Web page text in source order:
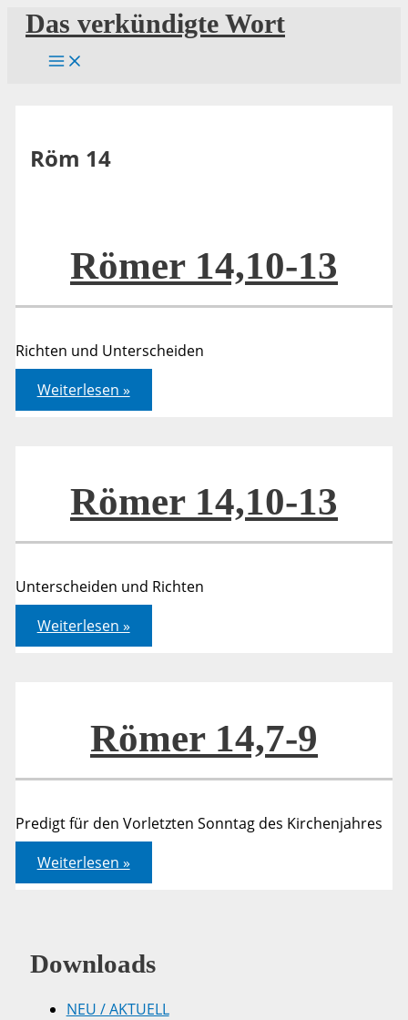
Zum
Inhalt
springen
Das verkündigte Wort
Röm 14
Römer 14,10-13
Richten und Unterscheiden
Römer
14,10-
13
Weiterlesen »
Römer 14,10-13
Unterscheiden und Richten
Römer
14,10-
13
Weiterlesen »
Römer 14,7-9
Predigt für den Vorletzten Sonntag des Kirchenjahres
Römer
14,7-
9
Weiterlesen »
Downloads
NEU / AKTUELL